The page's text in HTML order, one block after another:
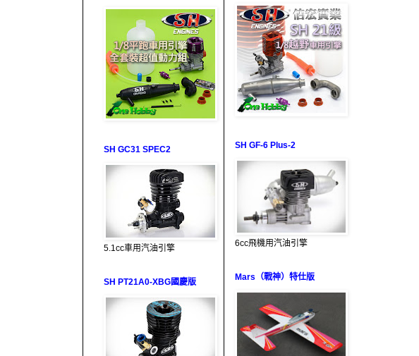
SH GC31 SPEC2
5.1cc車用汽油引擎
SH PT21A0-XBG國慶版
SH GF-6 Plus-2
6cc飛機用汽油引擎
Mars（戰神）特仕版